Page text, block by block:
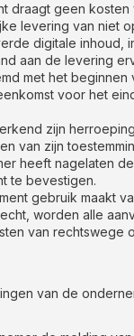
draagt geen
levering van niet
digitale inhoud,
aan de levering
met het beginnen
voor het
zijn
van zijn
heeft nagelaten
te bevestigen.
gebruik maakt
worden alle
van rechtswege
van de